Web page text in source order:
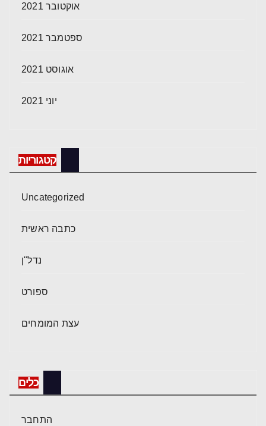
אוקטובר 2021
ספטמבר 2021
אוגוסט 2021
יוני 2021
קטגוריות
Uncategorized
כתבה ראשית
נדל"ן
ספורט
עצת המומחים
כלים
התחבר